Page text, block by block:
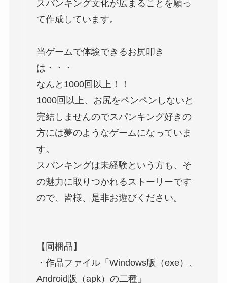
スパンキング文化が広まることを願っ
て作成しています。
当ゲームで体験できるお尻叩き
は・・・
なんと1000回以上！！
1000回以上、お尻をペンペンしないと
完結しませんのでスパンキング好きの
方には夢のようなゲームになっていま
す。
スパンキングは未経験という方も、そ
の魅力に取りつかれるストーリーです
ので、皆様、是非お遊びください。
【同梱品】
・作品ファイル「Windows版（exe）、
Android版（apk）の二種」